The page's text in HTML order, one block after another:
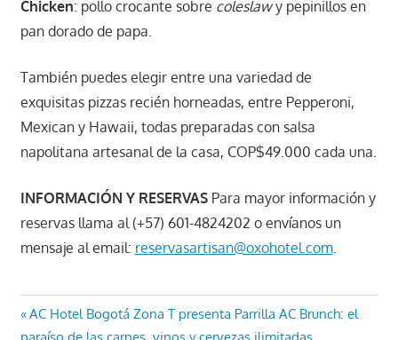
Chicken: pollo crocante sobre coleslawy pepinillos en
pan dorado de papa.
También puedes elegir entre una variedad de
exquisitas pizzas recién horneadas, entre Pepperoni,
Mexican y Hawaii, todas preparadas con salsa
napolitana artesanal de la casa, COP$49.000 cada una.
INFORMACIÓN Y RESERVASPara mayor información y
reservas llama al (+57) 601-4824202 o envíanos un
mensaje al email: reservasartisan@oxohotel.com.
Navegación
Entrada
anterior:
AC Hotel Bogotá Zona T presenta Parrilla AC Brunch: el
paraíso de las carnes, vinos y cervezas ilimitadas